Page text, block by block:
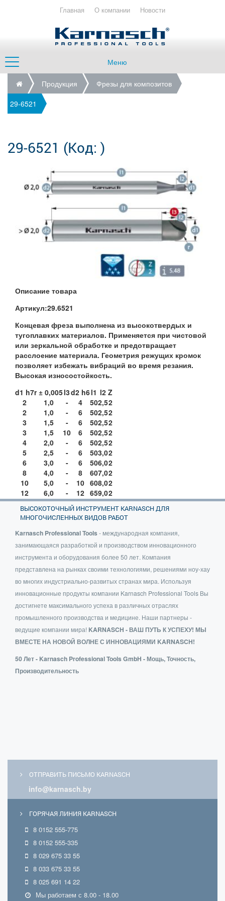
Главная О компании Новости
Меню
Продукция
Фрезы для композитов
29-6521
29-6521 (Код: )
Описание товара
Артикул:29.6521
Концевая фреза выполнена из высокотвердых и
тугоплавких материалов. Применяется при чистовой
или зеркальной обработке и предотвращает
расслоение материала. Геометрия режущих кромок
позволяет избежать вибраций во время резания.
Высокая износостойкость.
d1 h7r ± 0,005l3d2 h6l1 l2 Z
2
1,0 - 4 502,52
2
1,0 - 6 502,52
3
1,5 - 6 502,52
3
1,5 10 6 502,52
4
2,0 - 6 502,52
5
2,5 - 6 503,02
6
3,0 - 6 506,02
8
4,0 - 8 607,02
10
5,0 - 10 608,02
12
6,0 - 12 659,02
ВЫСОКОТОЧНЫЙ ИНСТРУМЕНТ KARNASCH ДЛЯ
МНОГОЧИСЛЕННЫХ ВИДОВ РАБОТ
Karnasch Professional Tools- международная компания,
занимающаяся разработкой и производством инновационного
инструмента и оборудования более 50 лет. Компания
представлена на рынках своими технологиями, решениями ноу-хау
во многих индустриально-развитых странах мира. Используя
инновационные продукты компании Karnasch Professional Tools Вы
достигнете максимального успеха в различных отраслях
промышленного производства и медицине. Наши партнеры -
ведущие компании мира! KARNASCH - ВАШ ПУТЬ К УСПЕХУ! МЫ
ВМЕСТЕ НА НОВОЙ ВОЛНЕ С ИННОВАЦИЯМИ KARNASCH!
50 Лет - Karnasch Professional Tools GmbH - Мощь, Точность,
Производительность
ОТПРАВИТЬ ПИСЬМО KARNASCH
info@karnasch.by
ГОРЯЧАЯ ЛИНИЯ KARNASCH
8 0152 555-775
8 0152 555-335
8 029 675 33 55
8 033 675 33 55
8 025 691 14 22
Мы работаем с 8.00 - 18.00